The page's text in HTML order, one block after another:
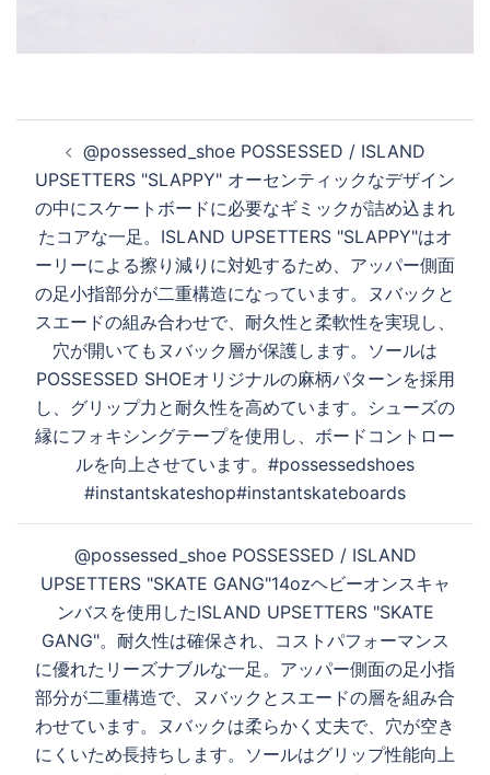
ナ
ビ
ゲ
ー
シ
ン
@possessed_shoe POSSESSED / ISLAND
UPSETTERS "SLAPPY" オーセンティックなデザイン
の中にスケートボードに必要なギミックが詰め込まれ
たコアな一足。ISLAND UPSETTERS "SLAPPY"はオ
ーリーによる擦り減りに対処するため、アッパー側面
の足小指部分が二重構造になっています。ヌバックと
スエードの組み合わせで、耐久性と柔軟性を実現し、
穴が開いてもヌバック層が保護します。ソールは
POSSESSED SHOEオリジナルの麻柄パターンを採用
し、グリップ力と耐久性を高めています。シューズの
縁にフォキシングテープを使用し、ボードコントロー
ルを向上させています。#possessedshoes
#instantskateshop#instantskateboards
@possessed_shoe POSSESSED / ISLAND
UPSETTERS "SKATE GANG"14ozヘビーオンスキャ
ンバスを使用したISLAND UPSETTERS "SKATE
GANG"。耐久性は確保され、コストパフォーマンス
に優れたリーズナブルな一足。アッパー側面の足小指
部分が二重構造で、ヌバックとスエードの層を組み合
わせています。ヌバックは柔らかく丈夫で、穴が空き
にくいため長持ちします。ソールはグリップ性能向上